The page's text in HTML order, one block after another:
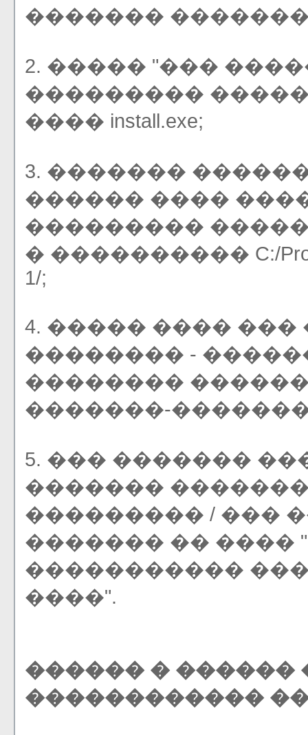
�������
2. ����� "���
���������
���� install.exe;
3. �������
������ ����
���������
� ���������� C:/
1/;
4. ����� ����
�������� -
��������
�������-
5. ��� �������
������� �������
��������� / ���
������� �� ����
�����������
����".
������ � ������
������������